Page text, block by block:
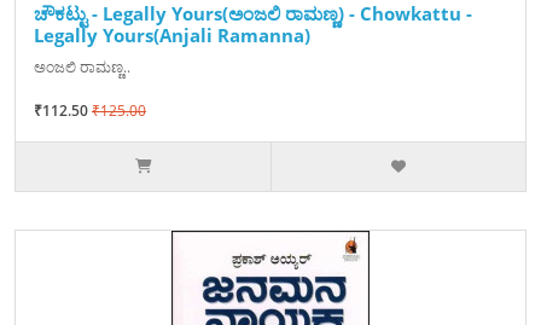
ಚೌಕಟ್ಟು - Legally Yours(ಅಂಜಲಿ ರಾಮಣ್ಣ) - Chowkattu -
Legally Yours(Anjali Ramanna)
ಅಂಜಲಿ ರಾಮಣ್ಣ..
₹112.50₹125.00